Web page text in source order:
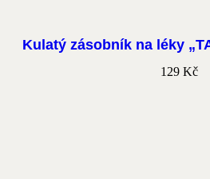
Kulatý zásobník na léky
129 Kč